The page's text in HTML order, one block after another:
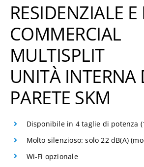
RESIDENZIALE
COMMERCIAL
MULTISPLIT
UNITÀ INTERNA
PARETE SKM
Disponibile in 4 taglie di potenza
Molto silenzioso: solo 22 dB(A)
Wi-Fi opzionale